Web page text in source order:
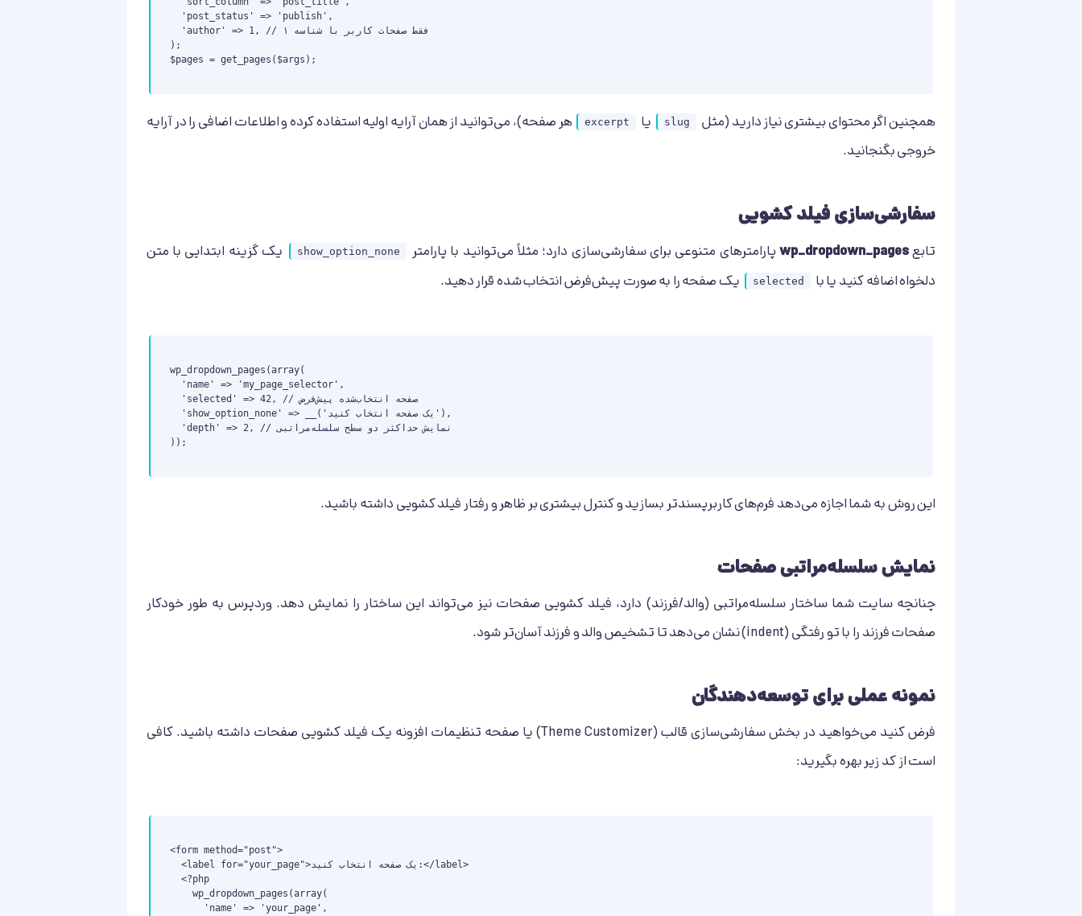
);
$pages = get_pages($args);
همچنین اگر محتوای بیشتری نیاز دارید (مثل slug یا excerpt
هر صفحه)، می‌توانید از همان آرایه اولیه استفاده کرده و اطلاعات اضافی را در آرایه
خروجی بگنجانید.
سفارشی‌سازی فیلد کشویی
تابعwp_dropdown_pagesپارامترهای متنوعی برای سفارشی‌سازی دارد؛ مثلاً می‌توانید با پارامتر show_option_none
یک گزینه ابتدایی با متن
دلخواه اضافه کنید یا با
selected یک صفحه را به صورت پیش‌فرض انتخاب شده قرار دهید.
wp_dropdown_pages(array(
));
این روش به شما اجازه می‌دهد فرم‌های کاربرپسندتر بسازید و کنترل بیشتری بر ظاهر و رفتار فیلد کشویی داشته باشید.
نمایش سلسله‌مراتبی صفحات
چنانچه سایت شما ساختار سلسله‌مراتبی (والد/فرزند) دارد، فیلد کشویی صفحات نیز می‌تواند این ساختار را نمایش دهد. وردپرس به طور خودکار
صفحات فرزند را با تو رفتگی (indent) نشان می‌دهد تا تشخیص والد و فرزند آسان‌تر شود.
نمونه عملی برای توسعه‌دهندگان
فرض کنید می‌خواهید در بخش سفارشی‌سازی قالب (Theme Customizer) یا صفحه تنظیمات افزونه یک فیلد کشویی صفحات داشته باشید. کافی
است از کد زیر بهره بگیرید:
<form method="post">
  <label for="your_page">یک صفحه انتخاب کنید:</label>
  <?php
    wp_dropdown_pages(array(